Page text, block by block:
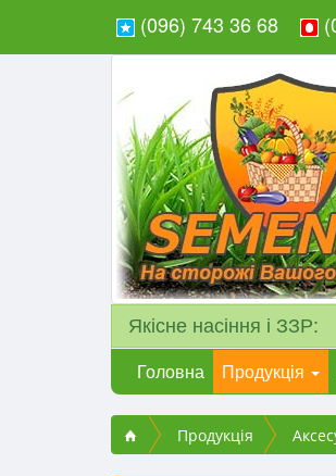
(096) 743 36 68
Якісне насіння і ЗЗР:
Головна Продукція
Продукція